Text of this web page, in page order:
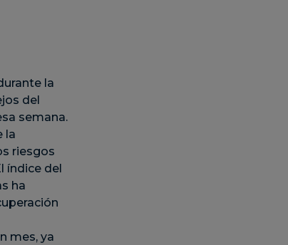
la
del
semana.
la
riesgos
índice del
ha
mes, ya